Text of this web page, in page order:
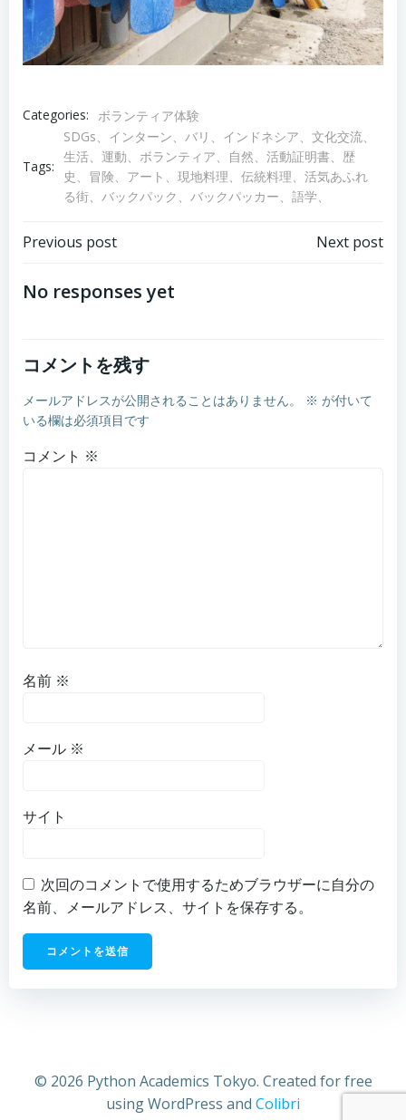
Categories: ボランティア体験
Tags:
SDGs、インターン、バリ、インドネシア、文化交流、
生活、運動、ボランティア、自然、活動証明書、歴
史、冒険、アート、現地料理、伝統料理、活気あふれ
る街、バックパック、バックパッカー、語学、
Post
navigation
Previous post Next post
No responses yet
コメントを残す
メールアドレスが公開されることはありません。 ※ が付いて
いる欄は必須項目です
コメント ※
名前 ※
メール ※
サイト
次回のコメントで使用するためブラウザーに自分の
名前、メールアドレス、サイトを保存する。
© 2026 Python Academics Tokyo. Created for free
using WordPress and Colibri